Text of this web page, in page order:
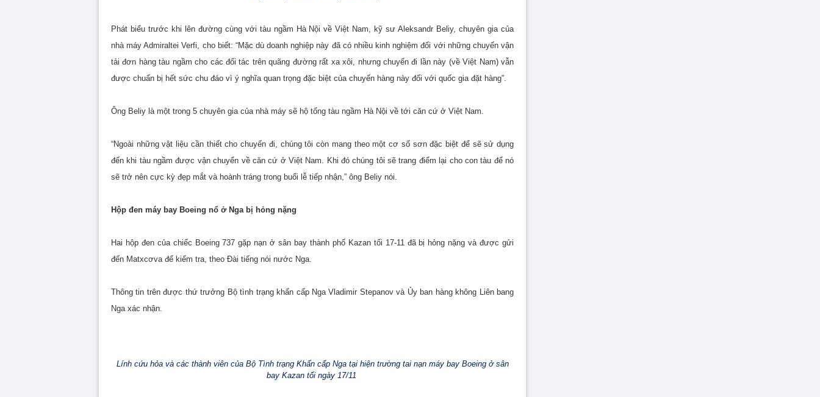
Phát biểu trước khi lên đường cùng với tàu ngầm Hà Nội về Việt Nam, kỹ sư Aleksandr Beliy, chuyên gia của
nhà máy Admiraltei Verfi, cho biết: “Mặc dù doanh nghiệp này đã có nhiều kinh nghiệm đối với những chuyến vận
tải đơn hàng tàu ngầm cho các đối tác trên quãng đường rất xa xôi, nhưng chuyến đi lần này (về Việt Nam) vẫn
được chuẩn bị hết sức chu đáo vì ý nghĩa quan trọng đặc biệt của chuyến hàng này đối với quốc gia đặt hàng”.
Ông Beliy là một trong 5 chuyên gia của nhà máy sẽ hộ tống tàu ngầm Hà Nội về tới căn cứ ở Việt Nam.
“Ngoài những vật liệu cần thiết cho chuyến đi, chúng tôi còn mang theo một cơ số sơn đặc biệt để sẽ sử dụng
đến khi tàu ngầm được vận chuyển về căn cứ ở Việt Nam. Khi đó chúng tôi sẽ trang điểm lại cho con tàu để nó
sẽ trở nên cực kỳ đẹp mắt và hoành tráng trong buổi lễ tiếp nhận,” ông Beliy nói.
Hộp đen máy bay Boeing nổ ở Nga bị hỏng nặng
Hai hộp đen của chiếc Boeing 737 gặp nạn ở sân bay thành phố Kazan tối 17-11 đã bị hỏng nặng và được gửi
đến Matxcơva để kiểm tra, theo Đài tiếng nói nước Nga.
Thông tin trên được thứ trưởng Bộ tình trạng khẩn cấp Nga Vladimir Stepanov và Ủy ban hàng không Liên bang
Nga xác nhận.
Lính cứu hỏa và các thành viên của Bộ Tình trạng Khẩn cấp Nga tại hiện trường tai nạn máy bay Boeing ở sân
bay Kazan tối ngày 17/11